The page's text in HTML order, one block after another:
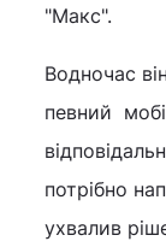
"Макс".
Водночас
певний
потрібно
ухвалив